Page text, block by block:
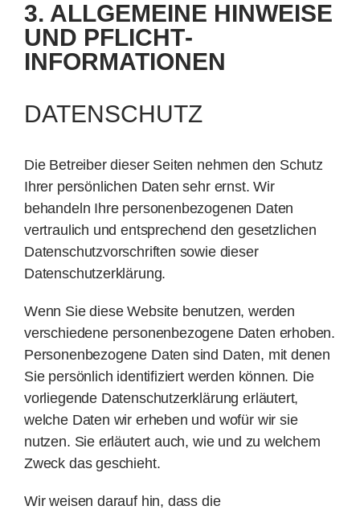
3. ALLGEMEINE HINWEISE
UND PFLICHT­
INFORMATIONEN
DATENSCHUTZ
Die Betreiber dieser Seiten nehmen den Schutz
Ihrer persönlichen Daten sehr ernst. Wir
behandeln Ihre personenbezogenen Daten
vertraulich und entsprechend den gesetzlichen
Datenschutzvorschriften sowie dieser
Datenschutzerklärung.
Wenn Sie diese Website benutzen, werden
verschiedene personenbezogene Daten erhoben.
Personenbezogene Daten sind Daten, mit denen
Sie persönlich identifiziert werden können. Die
vorliegende Datenschutzerklärung erläutert,
welche Daten wir erheben und wofür wir sie
nutzen. Sie erläutert auch, wie und zu welchem
Zweck das geschieht.
Wir weisen darauf hin, dass die